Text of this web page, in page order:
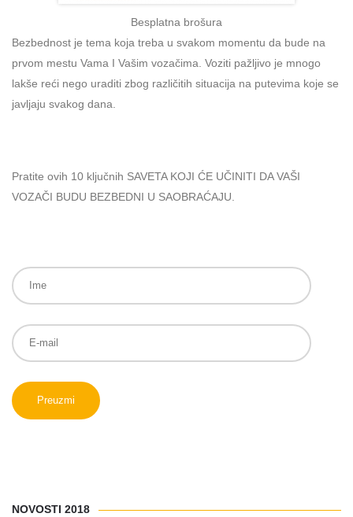
Besplatna brošura
Bezbednost je tema koja treba u svakom momentu da bude na
prvom mestu Vama I Vašim vozačima. Voziti pažljivo je mnogo
lakše reći nego uraditi zbog različitih situacija na putevima koje se
javljaju svakog dana.
Pratite ovih 10 ključnih SAVETA KOJI ĆE UČINITI DA VAŠI
VOZAČI BUDU BEZBEDNI U SAOBRAĆAJU.
NOVOSTI 2018